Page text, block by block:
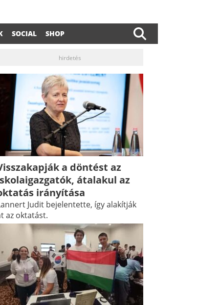
SOCIAL SHOP
hirdetés
a döntést az
átalakul az
irányítása
Judit bejelentette, így alakítják
az oktatást.